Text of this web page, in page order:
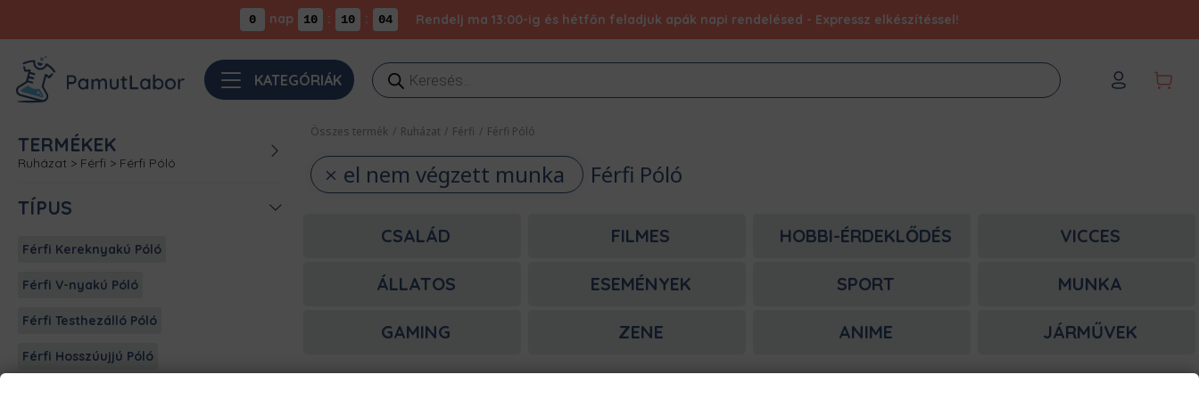
0 nap 10 : 10 : 04 Rendelj ma 13:00-ig és hétfőn feladjuk apák napi rendelésed - Expressz elkészítéssel!
KATEGÓRIÁK
Products
search
TERMÉKEK
Ruházat > Férfi > Férfi Póló
TÍPUS
Férfi Kereknyakú Póló
Férfi V-nyakú Póló
Férfi Testhezálló Póló
Férfi Hosszúujjú Póló
Összes termék / Ruházat / Férfi / Férfi Póló
el nem végzett munka Férfi Póló
CSALÁD FILMES HOBBI-ÉRDEKLŐDÉS VICCES
ÁLLATOS ESEMÉNYEK SPORT MUNKA
GAMING ZENE ANIME JÁRMŰVEK